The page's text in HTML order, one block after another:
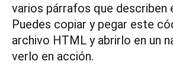
varios párrafos que describen
Puedes copiar y pegar este
archivo HTML y abrirlo en un
verlo en acción.